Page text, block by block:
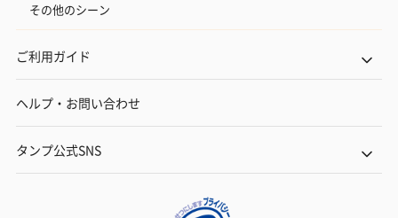
その他のシーン
ご利用ガイド
ヘルプ・お問い合わせ
タンプ公式SNS